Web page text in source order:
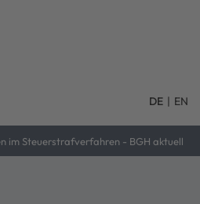
DE | EN
im Steuerstrafverfahren - BGH aktuell